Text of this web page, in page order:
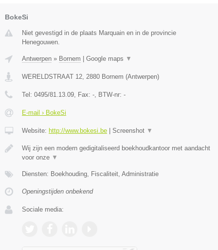
BokeSi
Niet gevestigd in de plaats Marquain en in de provincie
Henegouwen.
Antwerpen » Bornem | Google maps ▼
WERELDSTRAAT 12 2880 Bornem (Antwerpen)
Tel: 0495/81.13.09 , Fax: - , BTW-nr: -
E-mail › BokeSi
Website: http://www.bokesi.be | Screenshot ▼
Wij zijn een modern gedigitaliseerd boekhoudkantoor met aandacht
voor onze ▼
Diensten: Boekhouding, Fiscaliteit, Administratie
Openingstijden onbekend
Sociale media: